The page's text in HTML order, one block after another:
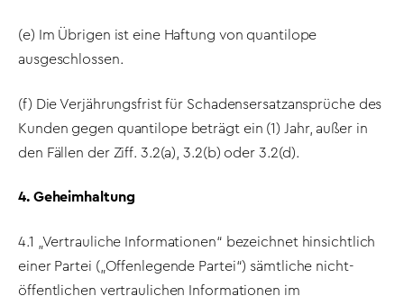
(e) Im Übrigen ist eine Haftung von quantilope
ausgeschlossen.
(f) Die Verjährungsfrist für Schadensersatzansprüche des
Kunden gegen quantilope beträgt ein (1) Jahr, außer in
den Fällen der Ziff. 3.2(a), 3.2(b) oder 3.2(d).
4. Geheimhaltung
4.1 „Vertrauliche Informationen“ bezeichnet hinsichtlich
einer Partei („Offenlegende Partei“) sämtliche nicht-
öffentlichen vertraulichen Informationen im